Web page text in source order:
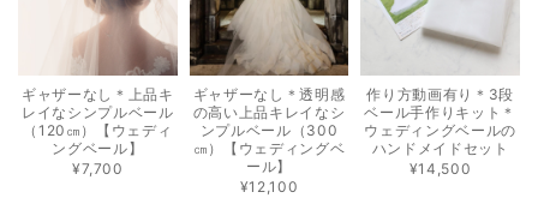
ギャザーなし＊上品キ
レイなシンプルベール
（120㎝）【ウェディ
ングベール】
¥7,700
ギャザーなし＊透明感
の高い上品キレイなシ
ンプルベール（300
㎝）【ウェディングベ
ール】
¥12,100
作り方動画有り＊3段
ベール手作りキット＊
ウェディングベールの
ハンドメイドセット
¥14,500